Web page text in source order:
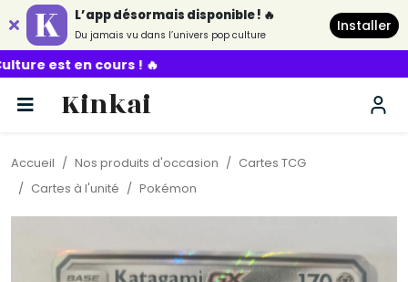
L’app désormais disponible ! 🔥
Du jamais vu dans l’univers pop culture
Installer
! 🔥
Kinkai
Accueil Nos produits d'occasion
Cartes TCG
Cartes à l'unité
Pokémon